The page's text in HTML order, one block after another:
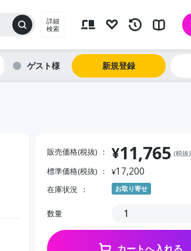
詳細
検索
ゲスト 新規登録
販売価格(税抜) ¥11,765 (税抜)
標準価格(税抜) ¥17,200
在庫状況 お取り寄せ
数量